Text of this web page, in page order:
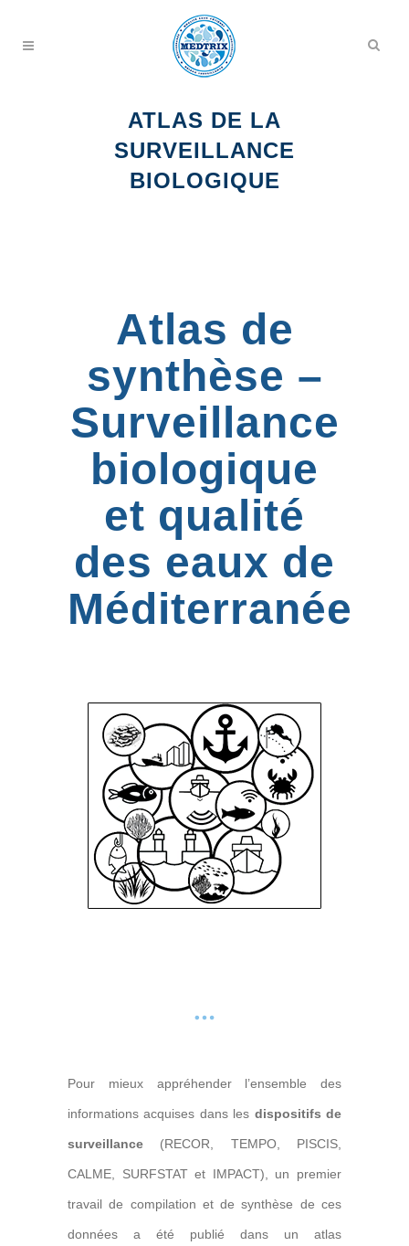
ATLAS DE LA
SURVEILLANCE
BIOLOGIQUE
Atlas de
synthèse –
Surveillance
biologique
et qualité
des eaux de
Méditerranée
Pour mieux appréhender l’ensemble des
informations acquises dans les dispositifs de
surveillance (RECOR, TEMPO, PISCIS,
CALME, SURFSTAT et IMPACT), un premier
travail de compilation et de synthèse de ces
données a été publié dans un atlas